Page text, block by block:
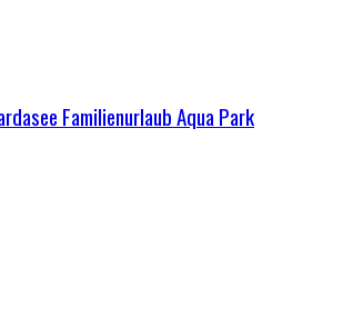
Familienurlaub Aqua Park